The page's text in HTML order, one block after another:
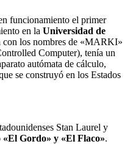
funcionamiento el primer
en la Universidad de
con los nombres de «MARKI»
Computer), tenía un
autómata de cálculo,
se construyó en los Estados
Stan Laurel y
«El Gordo» y «El Flaco».